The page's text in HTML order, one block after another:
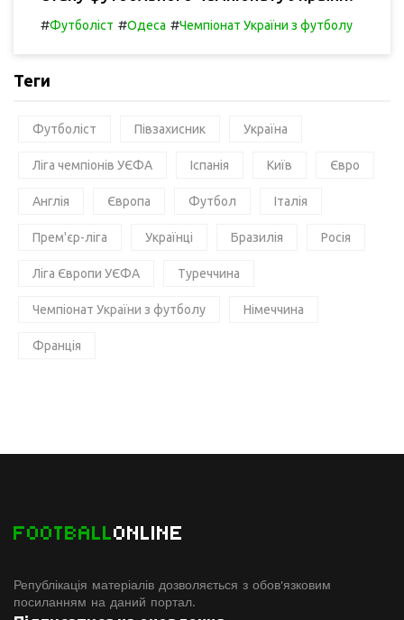
#Футболіст #Одеса #Чемпіонат України з футболу
Теги
Футболіст Півзахисник Україна
Ліга чемпіонів УЄФА Іспанія Київ Євро
Англія Європа Футбол Італія
Прем'єр-ліга Українці Бразилія Росія
Ліга Європи УЄФА Туреччина
Чемпіонат України з футболу Німеччина
Франція
FOOTBALLONLINE
Републікація матеріалів дозволяється з обов'язковим
посиланням на даний портал.